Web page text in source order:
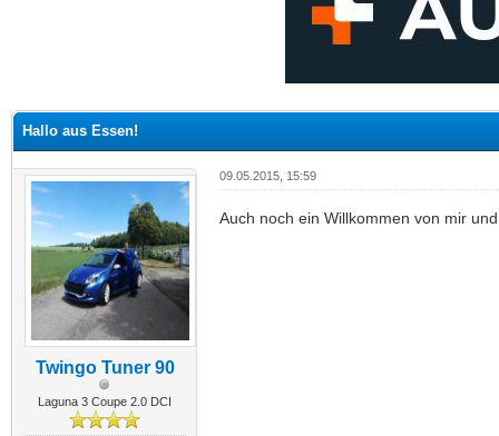
Hallo aus Essen!
Twingo Tuner 90
Laguna 3 Coupe 2.0 DCI
09.05.2015, 15:59
Auch noch ein Willkommen von mir